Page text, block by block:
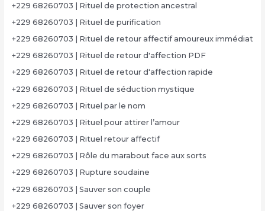
+229 68260703 | Rituel de protection ancestral
+229 68260703 | Rituel de purification
+229 68260703 | Rituel de retour affectif amoureux immédiat
+229 68260703 | Rituel de retour d'affection PDF
+229 68260703 | Rituel de retour d'affection rapide
+229 68260703 | Rituel de séduction mystique
+229 68260703 | Rituel par le nom
+229 68260703 | Rituel pour attirer l’amour
+229 68260703 | Rituel retour affectif
+229 68260703 | Rôle du marabout face aux sorts
+229 68260703 | Rupture soudaine
+229 68260703 | Sauver son couple
+229 68260703 | Sauver son foyer